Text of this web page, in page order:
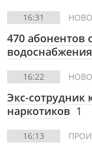
16:31
470 абонентов
водоснабжения
16:22
Экс-сотрудник
наркотиков 1
16:13